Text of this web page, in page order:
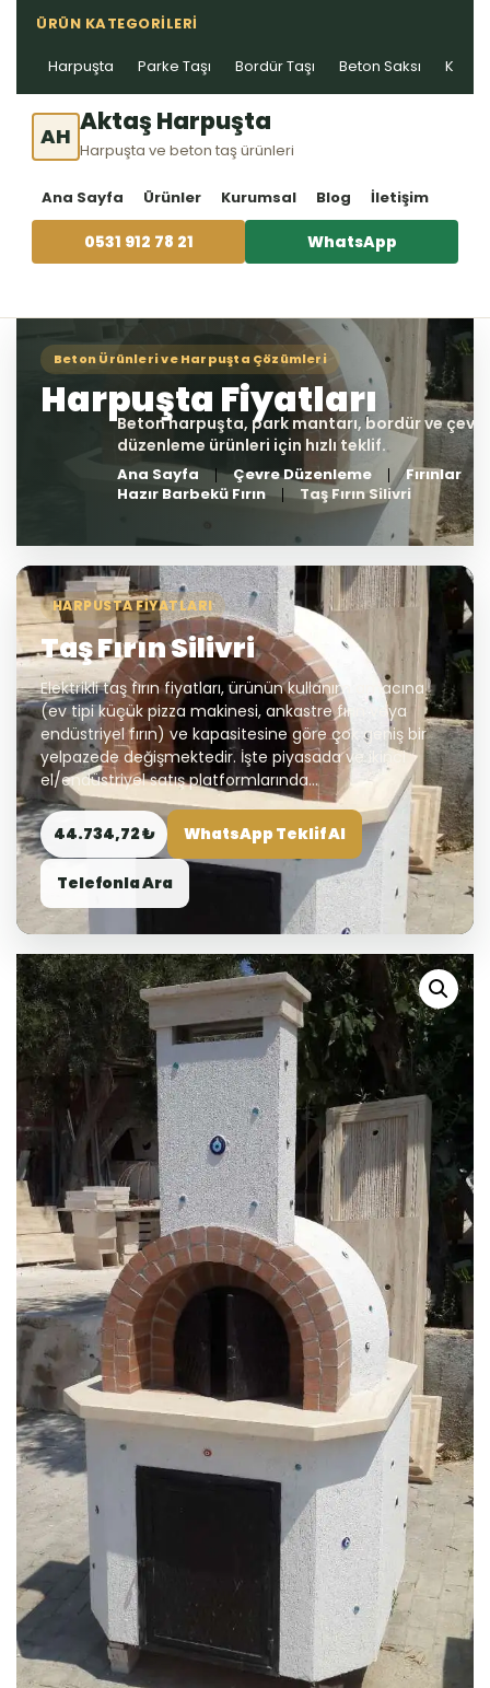
ÜRÜN KATEGORILERI
Harpuşta Parke Taşı Bordür Taşı Beton Saksı Kablo
AH Aktaş Harpuşta
Harpuşta ve beton taş ürünleri
Ana Sayfa Ürünler Kurumsal Blog İletişim
0531 912 78 21 WhatsApp
Ana Sayfa Çevre Düzenleme
Fırınlar
Hazır Barbekü Fırın
Taş Fırın Silivri
HARPUSTA FIYATLARI
Taş Fırın Silivri
Elektrikli taş fırın fiyatları, ürünün kullanım amacına
(ev tipi küçük pizza makinesi, ankastre fırın veya
endüstriyel fırın) ve kapasitesine göre çok geniş bir
yelpazede değişmektedir. İşte piyasada ve ikinci
el/endüstriyel satış platformlarında...
44.734,72 ₺ WhatsApp Teklif Al
Telefonla Ara